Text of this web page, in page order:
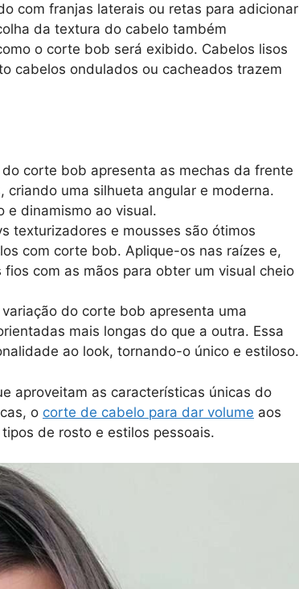
com franjas laterais ou retas para adicionar
da textura do cabelo também
o corte bob será exibido. Cabelos lisos
cabelos ondulados ou cacheados trazem
corte bob apresenta as mechas da frente
uma silhueta angular e moderna.
e dinamismo ao visual.
texturizadores e mousses são ótimos
com corte bob. Aplique-os nas raízes e,
com as mãos para obter um visual cheio
do corte bob apresenta uma
mais longas do que a outra. Essa
ao look, tornando-o único e estiloso.
aproveitam as características únicas do
o corte de cabelo para dar volume aos
de rosto e estilos pessoais.